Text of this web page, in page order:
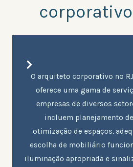
corporativo
O arquiteto corporativo no
oferece uma gama de
empresas de diversos
incluem planejamento
otimização de espaços,
escolha de mobiliário
iluminação apropriada e